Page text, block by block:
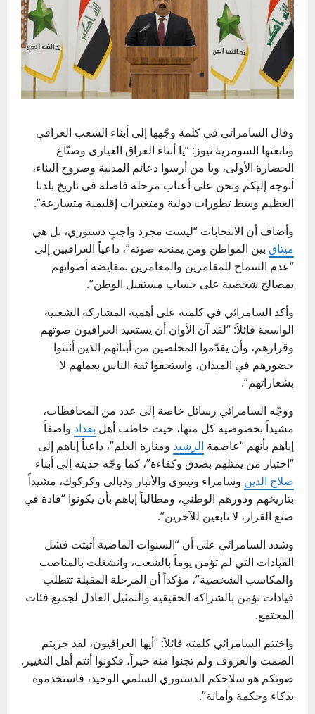
وقال السامرائي في كلمة وجّهها إلى أبناء الشعب العراقي
وتابعتها السومرية نيوز : “يا أبناء العراق الغيارى وصنّاع
الحضارة الأولى، ويا من أرسوا دعائم المدنية وصروح البناء،
أتوجه إليكم ونحن على أعتاب مرحلة فاصلة في تاريخ بلدنا
العظيم وسط تطورات دولية ومتغيرات إقليمية متسارعة”.
وأضاف أن الانتخابات “ليست مجرد واجبٍ دستوري، بل هي
ميثاق بين المواطن ومن يمنحه صوته”، داعياً العراقيين إلى
“عدم السماح للمقامرين والمغامرين بمقايضة أصواتهم
بمصالح شخصية على حساب مستقبل الوطن”.
وأكد السامرائي في كلمته على أهمية المشاركة الشعبية
الواسعة قائلاً: “لقد آن الأوان أن يستعيد العراقيون صوتهم
وقرارهم، وأن يقدّموا المخلصين من أبنائهم الذين أثبتوا
حضورهم في الميدان، واستحقوا ثقة الناس بعملهم لا
بشعاراتهم”.
ووجّه السامرائي رسائل خاصة إلى عدد من المحافظات،
مشيداً بخصوصية كل منها، حيث خاطب أهل بغداد واصفاً
إياهم بأنهم “عاصمة الرشيد ومنارة العلم”، داعياً إياهم إلى
“اختيار من يمثلهم بصدق وكفاءة”، كما وجّه حديثه إلى أبناء
صلاح الدين وسامراء ونينوى والأنبار وديالى وكركوك، مشيداً
بتاريخهم ودورهم الوطني، ومطالباً إياهم بأن يكونوا “قادة في
صنع القرار، لا تابعين للآخرين”.
وشدد السامرائي على أن “السنوات الماضية أثبتت فشل
القيادات التي لم تؤمن يوماً بالشعب، وانشغلت بالمناصب
والمكاسب الشخصية”، مؤكداً أن المرحلة المقبلة تتطلب
قيادات تؤمن بالشراكة الحقيقية والتمثيل العادل لجميع فئات
المجتمع.
واختتم السامرائي كلمته قائلاً: “أيها العراقيون، لقد جربتم
الصمت والعزوف ولم تجنوا منه خيراً، فكونوا أنتم أهل التغيير.
صوتكم هو سلاحكم الدستوري السلمي الوحيد، فاستخدموه
بذكاء وحكمة وأمانة”.